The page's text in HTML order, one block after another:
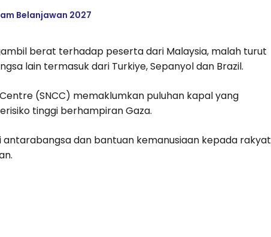
Belanjawan 2027
berat terhadap peserta dari Malaysia, malah turut
lain termasuk dari Turkiye, Sepanyol dan Brazil.
(SNCC) memaklumkan puluhan kapal yang
tinggi berhampiran Gaza.
dan bantuan kemanusiaan kepada rakyat